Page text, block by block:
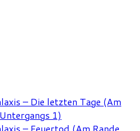
– Die letzten Tage (Am
1)